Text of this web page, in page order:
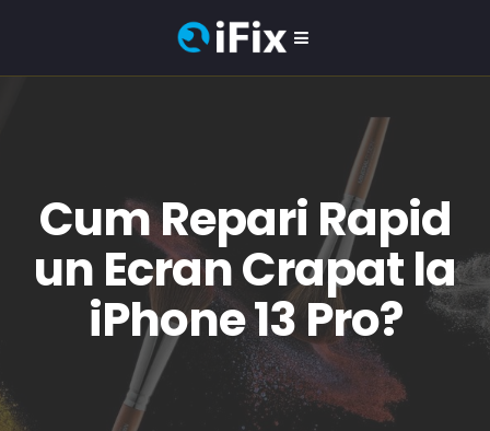
Cum Repari Rapid
un Ecran Crapat la
iPhone 13 Pro?